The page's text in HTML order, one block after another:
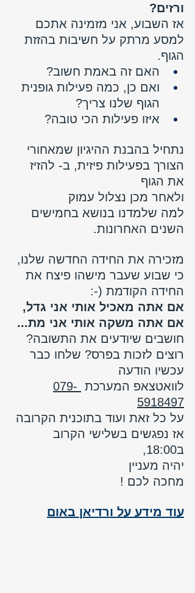
ורזים?
אז השבוע, אני מזמינה אתכם
למסע מרתק על חשיבות בהזזת
הגוף.
האם זה באמת חשוב?
ואם כן, כמה פעילות גופנית
הגוף שלנו צריך?
איזו פעילות הכי טובה?
נתחיל בהבנת ההיגיון שמאחורי
הצורך בפעילות פיזית, ב- להזיז
את הגוף
ולאחר מכן נצלול עמוק
למה שלמדנו בנושא בחמישים
השנים האחרונות.
מזכירה את החידה החדשה שלנו,
כי שבוע שעבר מישהו פיצח את
החידה הקודמת (-:
אם אתה מאכיל אותי אני גדל,
אם אתה משקה אותי אני מת...
חושבים שיודעים את התשובה?
רוצים לזכות בפרס? שלחו כבר
עכשיו הודעה
לוואטצאפ המערכת 079-
5918497
על כל זאת ועוד בתוכנית הקרובה
אז נפגשים בשלישי הקרוב
ב18:00,
יהיה מעניין
מחכה לכם !
עוד מידע על ורדיאן באום